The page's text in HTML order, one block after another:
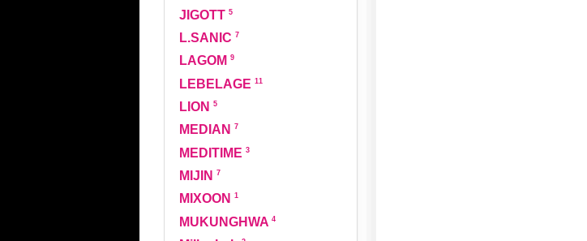
JIGOTT 5
L.SANIC 7
LAGOM 9
LEBELAGE 11
LION 5
MEDIAN 7
MEDITIME 3
MIJIN 7
MIXOON 1
MUKUNGHWA 4